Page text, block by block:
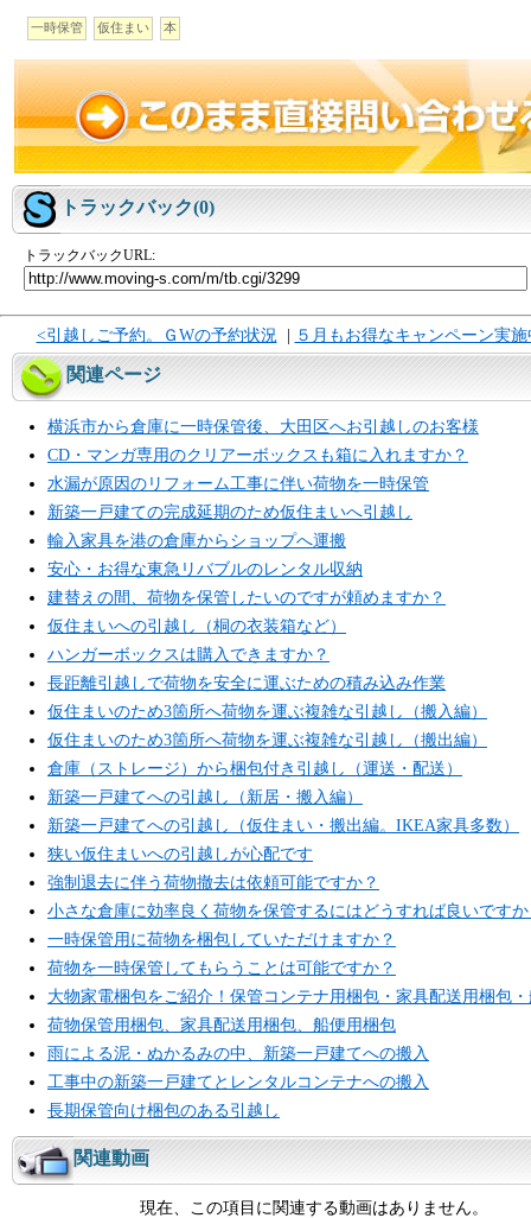
一時保管 仮住まい 本
トラックバック(0)
トラックバックURL:
<引越しご予約。ＧWの予約状況 | ５月もお得なキャンペーン実
関連ページ
横浜市から倉庫に一時保管後、大田区へお引越しのお客様
CD・マンガ専用のクリアーボックスも箱に入れますか？
水漏が原因のリフォーム工事に伴い荷物を一時保管
新築一戸建ての完成延期のため仮住まいへ引越し
輸入家具を港の倉庫からショップへ運搬
安心・お得な東急リバブルのレンタル収納
建替えの間、荷物を保管したいのですが頼めますか？
仮住まいへの引越し（桐の衣装箱など）
ハンガーボックスは購入できますか？
長距離引越しで荷物を安全に運ぶための積み込み作業
仮住まいのため3箇所へ荷物を運ぶ複雑な引越し（搬入編）
仮住まいのため3箇所へ荷物を運ぶ複雑な引越し（搬出編）
倉庫（ストレージ）から梱包付き引越し（運送・配送）
新築一戸建てへの引越し（新居・搬入編）
新築一戸建てへの引越し（仮住まい・搬出編。IKEA家具多数）
狭い仮住まいへの引越しが心配です
強制退去に伴う荷物撤去は依頼可能ですか？
小さな倉庫に効率良く荷物を保管するにはどうすれば良いです
一時保管用に荷物を梱包していただけますか？
荷物を一時保管してもらうことは可能ですか？
大物家電梱包をご紹介！保管コンテナ用梱包・家具配送用梱包
荷物保管用梱包、家具配送用梱包、船便用梱包
雨による泥・ぬかるみの中、新築一戸建てへの搬入
工事中の新築一戸建てとレンタルコンテナへの搬入
長期保管向け梱包のある引越し
関連動画
現在、この項目に関連する動画はありません。